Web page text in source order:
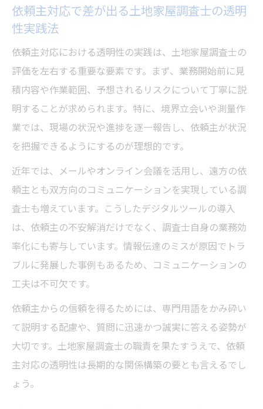
依頼主対応で差が出る土地家屋調査士の透明
性実践法
依頼主対応における透明性の実践は、土地家屋調査士の
評価を左右する重要な要素です。まず、業務開始前に見
積内容や作業範囲、予想されるリスクについて丁寧に説
明することが求められます。特に、境界立会いや測量作
業では、現場の状況や進捗を逐一報告し、依頼主が状況
を把握できるようにするのが理想的です。
近年では、メールやオンライン会議を活用し、遠方の依
頼主とも双方向のコミュニケーションを実現している調
査士も増えています。こうしたデジタルツールの導入
は、依頼主の不安解消だけでなく、調査士自身の業務効
率化にも寄与しています。情報伝達のミスが原因でトラ
ブルに発展した事例もあるため、コミュニケーションの
工夫は不可欠です。
依頼主からの信頼を得るためには、専門用語をかみ砕い
て説明する配慮や、質問に迅速かつ誠実に答える姿勢が
大切です。土地家屋調査士の職責を果たすうえで、依頼
主対応の透明性は長期的な関係構築の要とも言えるでし
ょう。